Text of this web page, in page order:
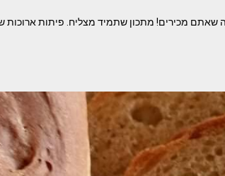
שאתם מכירים! מתכון שתמיד מצליח. פיתות